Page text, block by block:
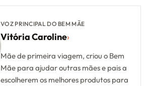
VOZ PRINCIPAL DO BEM MÃE
Vitória Caroline›
Mãe de primeira viagem, criou o Bem
Mãe para ajudar outras mães e pais a
escolherem os melhores produtos para